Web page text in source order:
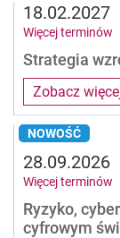
Zobacz
Strategia
18.02.2027
Więcej terminów
NOWOŚĆ
Ryzyko,
cyfrowym
28.09.2026
Więcej terminów